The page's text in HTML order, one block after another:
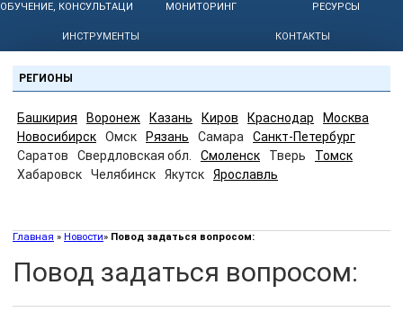
ОБУЧЕНИЕ, КОНСУЛЬТАЦИИ МОНИТОРИНГ РЕСУРСЫ
ИНСТРУМЕНТЫ КОНТАКТЫ
РЕГИОНЫ
Башкирия Воронеж Казань Киров Краснодар
Москва
Новосибирск
Омск Рязань Самара
Санкт-Петербург
Саратов
Свердловская обл. Смоленск Тверь
Томск
Хабаровск
Челябинск Якутск Ярославль
Главная » Новости» Повод задаться вопросом:
Повод задаться вопросом: